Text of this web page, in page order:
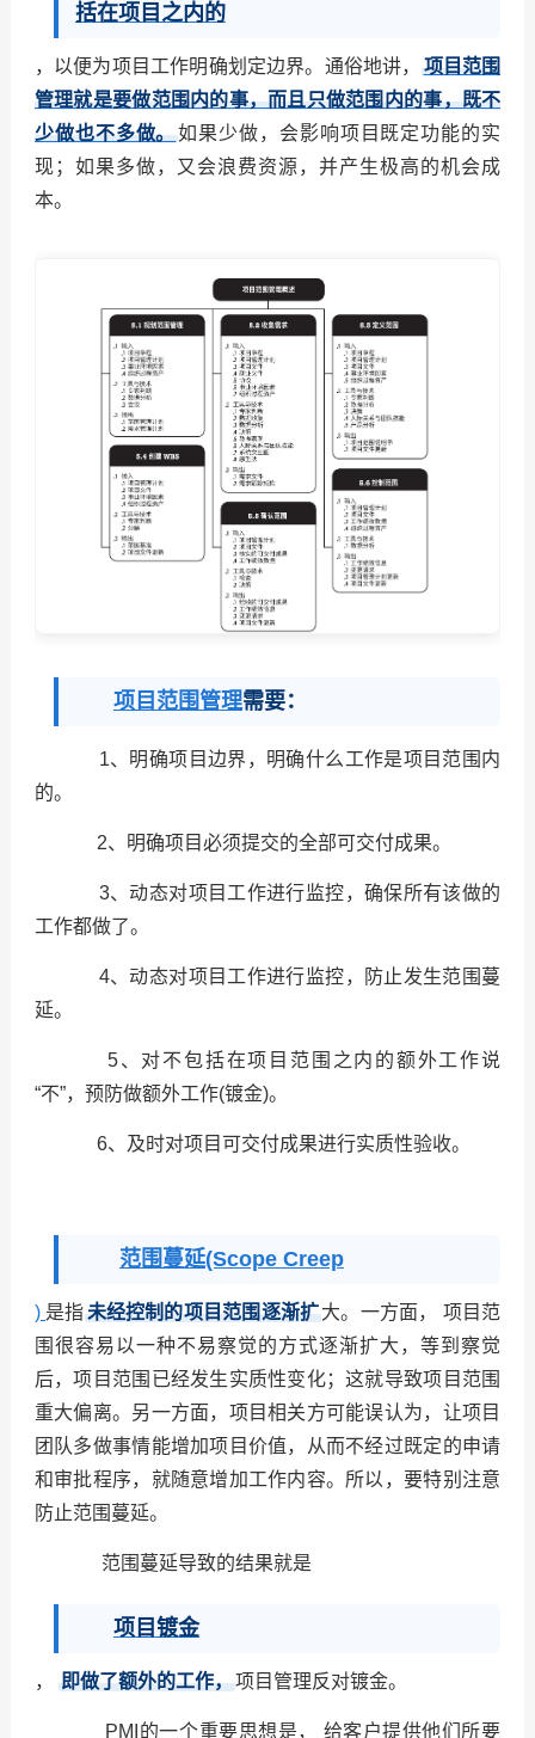
括在项目之内的
，以便为项目工作明确划定边界。通俗地讲，
项目范围
管理就是要做范围内的事，而且只做范围内的事，既不
少做也不多做。如果少做，会影响项目既定功能的实
现；如果多做，又会浪费资源，并产生极高的机会成
本。
项目范围管理需要：
1、明确项目边界，明确什么工作是项目范围内
的。
2、明确项目必须提交的全部可交付成果。
3、动态对项目工作进行监控，确保所有该做的
工作都做了。
4、动态对项目工作进行监控，防止发生范围蔓
延。
5、对不包括在项目范围之内的额外工作说
“不”，预防做额外工作(镀金)。
6、及时对项目可交付成果进行实质性验收。
范围蔓延(Scope Creep
) 是指未经控制的项目范围逐渐扩大。一方面， 项目范
围很容易以一种不易察觉的方式逐渐扩大，等到察觉
后，项目范围已经发生实质性变化；这就导致项目范围
重大偏离。另一方面，项目相关方可能误认为，让项目
团队多做事情能增加项目价值，从而不经过既定的申请
和审批程序，就随意增加工作内容。所以，要特别注意
防止范围蔓延。
范围蔓延导致的结果就是
项目镀金
， 即做了额外的工作，项目管理反对镀金。
PMI的一个重要思想是， 给客户提供他们所要